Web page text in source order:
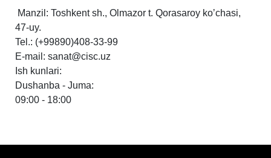
Manzil: Toshkent sh., Olmazor t. Qorasaroy koʼchasi,
47-uy.
Tel.: (+99890)408-33-99
E-mail: sanat@cisc.uz
Ish kunlari:
Dushanba - Juma:
09:00 - 18:00